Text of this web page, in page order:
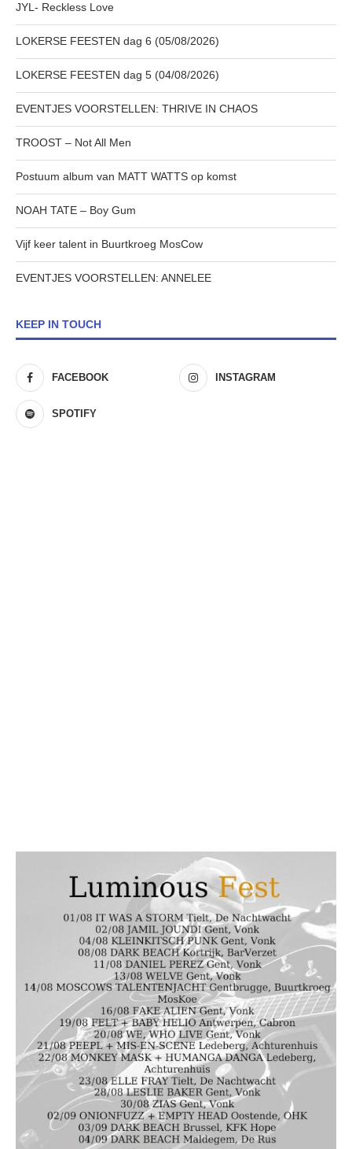
JYL- Reckless Love
LOKERSE FEESTEN dag 6 (05/08/2026)
LOKERSE FEESTEN dag 5 (04/08/2026)
EVENTJES VOORSTELLEN: THRIVE IN CHAOS
TROOST – Not All Men
Postuum album van MATT WATTS op komst
NOAH TATE – Boy Gum
Vijf keer talent in Buurtkroeg MosCow
EVENTJES VOORSTELLEN: ANNELEE
KEEP IN TOUCH
FACEBOOK INSTAGRAM
SPOTIFY